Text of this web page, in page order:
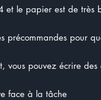
et le papier est de très
précommandes pour
vous pouvez écrire des
face à la tâche